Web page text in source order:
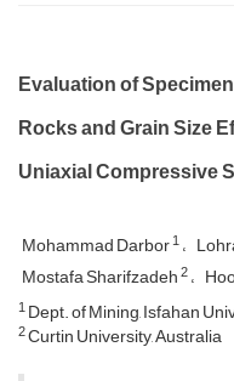
Evaluation of
Rocks and Grain Size
Uniaxial Compressive
Mohammad Darbor1
Mostafa Sharifzadeh2
1Dept. of Mining, Isfahan
2Curtin University, Australia